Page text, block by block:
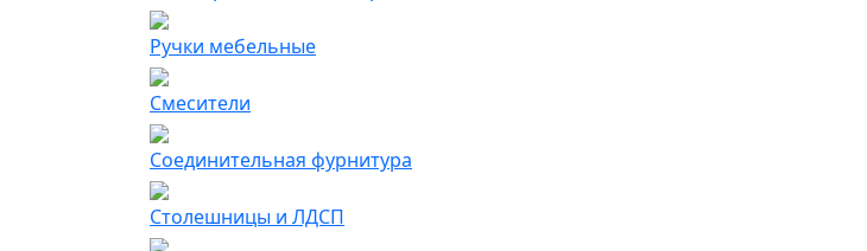
Ручки мебельные
Смесители
Соединительная фурнитура
Столешницы и ЛДСП